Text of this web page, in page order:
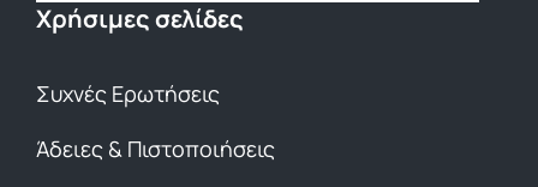
Χρήσιμες σελίδες
Συχνές Ερωτήσεις
Άδειες & Πιστοποιήσεις